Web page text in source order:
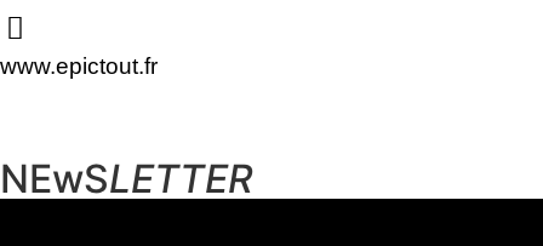
www.epictout.fr
NEwSLETTER